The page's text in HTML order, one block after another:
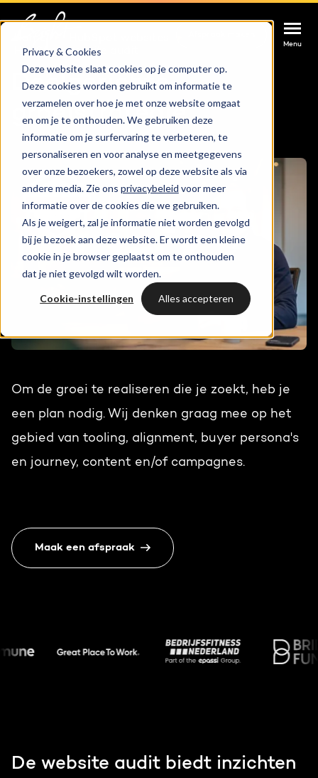
Privacy & Cookies
Deze website slaat cookies op je computer op.
Deze cookies worden gebruikt om informatie te
verzamelen over hoe je met onze website omgaat
en om je te onthouden. We gebruiken deze
informatie om je surfervaring te verbeteren, te
personaliseren en voor analyse en meetgegevens
over onze bezoekers, zowel op deze website als via
andere media. Zie ons privacybeleid voor meer
informatie over de cookies die we gebruiken.
Als je weigert, zal je informatie niet worden gevolgd
bij je bezoek aan deze website. Er wordt een kleine
cookie in je browser geplaatst om te onthouden
dat je niet gevolgd wilt worden.
Cookie-instellingen Alles accepteren
Menu
Menu
Services
HUBSPOT SERVICES
HubSpot implementatie
HubSpot automations
HubSpot integraties
HubSpot trainingen
GROWTH SERVICES
Groeistrategie
Digital marketing
Content & design
Membership portals
Cases
Branches
Bright
WELKOM BIJ BRIGHT
Team
Contact
HUBSPOT ELITE PARTNER
Inspiratie
LAAT JE INSPIREREN
Blog
Events & webinars
Kennisbank
HubSpot
Gratis portal scan
Menu
Could not loads results. Please refresh the
HubSpot website audit
Doelgerichte
groeistrategie
Om de groei te realiseren die je zoekt, heb je
een plan nodig. Wij denken graag mee op het
gebied van tooling, alignment, buyer persona's
en journey, content en/of campagnes.
Maak een afspraak
De website audit biedt inzichten